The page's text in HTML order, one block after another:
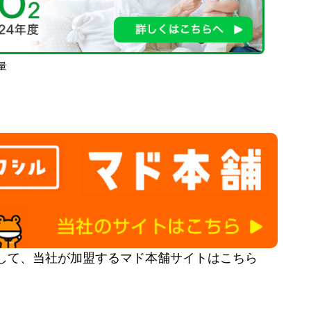
て、当社が加盟するマド本舗サイトはこちら